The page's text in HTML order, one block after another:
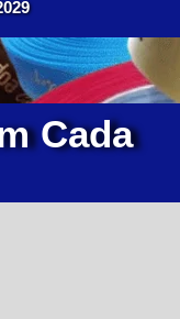
Cada